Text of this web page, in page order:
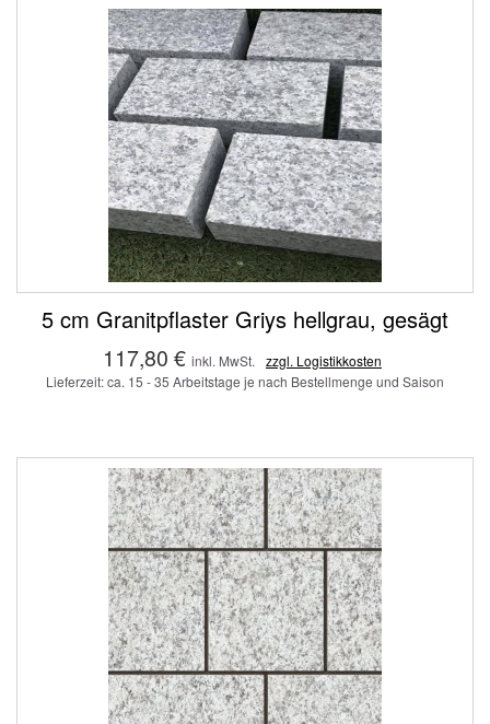
5 cm Granitpflaster Griys hellgrau, gesägt
117,80 € inkl. MwSt.
zzgl. Logistikkosten
Lieferzeit: ca. 15 - 35 Arbeitstage je nach Bestellmenge und Saison